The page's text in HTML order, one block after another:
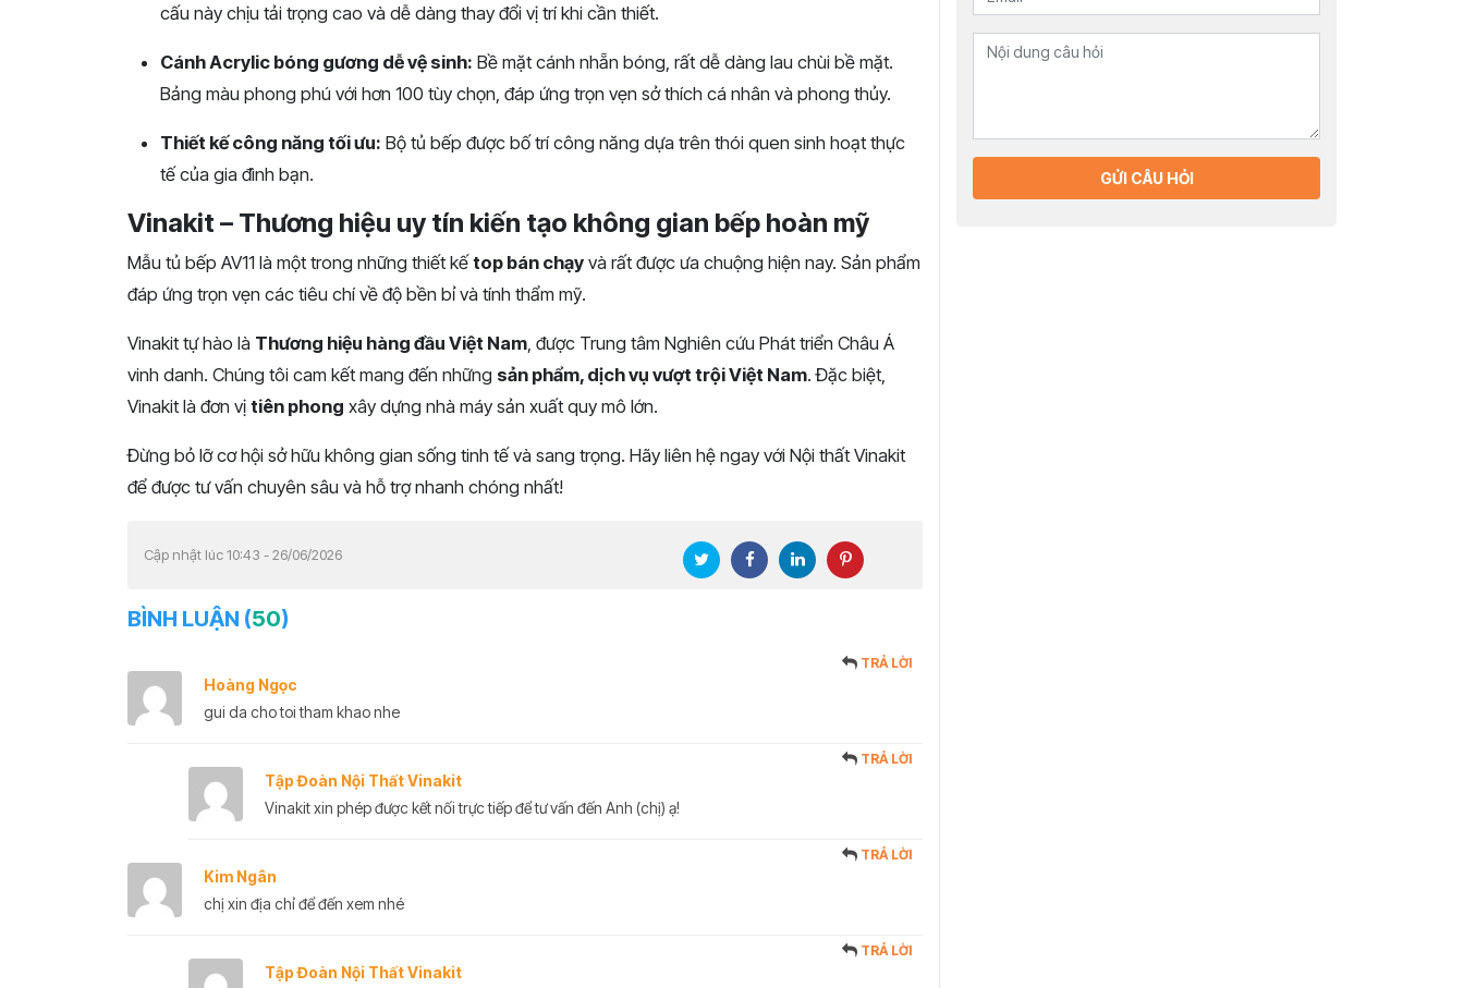
cấu này chịu tải trọng cao và dễ dàng thay đổi vị trí khi cần thiết.
Cánh Acrylic bóng gương dễ vệ sinh: Bề mặt cánh nhẵn bóng, rất dễ dàng lau chùi bề mặt.
Bảng màu phong phú với hơn 100 tùy chọn, đáp ứng trọn vẹn sở thích cá nhân và phong thủy.
Thiết kế công năng tối ưu: Bộ tủ bếp được bố trí công năng dựa trên thói quen sinh hoạt thực
tế của gia đình bạn.
Vinakit – Thương hiệu uy tín kiến tạo không gian bếp hoàn mỹ
Mẫu tủ bếp AV11 là một trong những thiết kế top bán chạy và rất được ưa chuộng hiện nay. Sản phẩm
đáp ứng trọn vẹn các tiêu chí về độ bền bỉ và tính thẩm mỹ.
Vinakit tự hào là Thương hiệu hàng đầu Việt Nam, được Trung tâm Nghiên cứu Phát triển Châu Á
vinh danh. Chúng tôi cam kết mang đến những sản phẩm, dịch vụ vượt trội Việt Nam. Đặc biệt,
Vinakit là đơn vị tiên phong xây dựng nhà máy sản xuất quy mô lớn.
Đừng bỏ lỡ cơ hội sở hữu không gian sống tinh tế và sang trọng. Hãy liên hệ ngay với Nội thất Vinakit
để được tư vấn chuyên sâu và hỗ trợ nhanh chóng nhất!
Cập nhật lúc 10:43 - 26/06/2026
BÌNH LUẬN (50)
Hoàng Ngọc
TRẢ LỜI
gui da cho toi tham khao nhe
Tập Đoàn Nội Thất Vinakit
TRẢ LỜI
Vinakit xin phép được kết nối trực tiếp để tư vấn đến Anh (chị) ạ!
Kim Ngân
TRẢ LỜI
chị xin địa chỉ để đến xem nhé
Tập Đoàn Nội Thất Vinakit
TRẢ LỜI
GỬI CÂU HỎI